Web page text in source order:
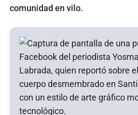
comunidad en vilo.